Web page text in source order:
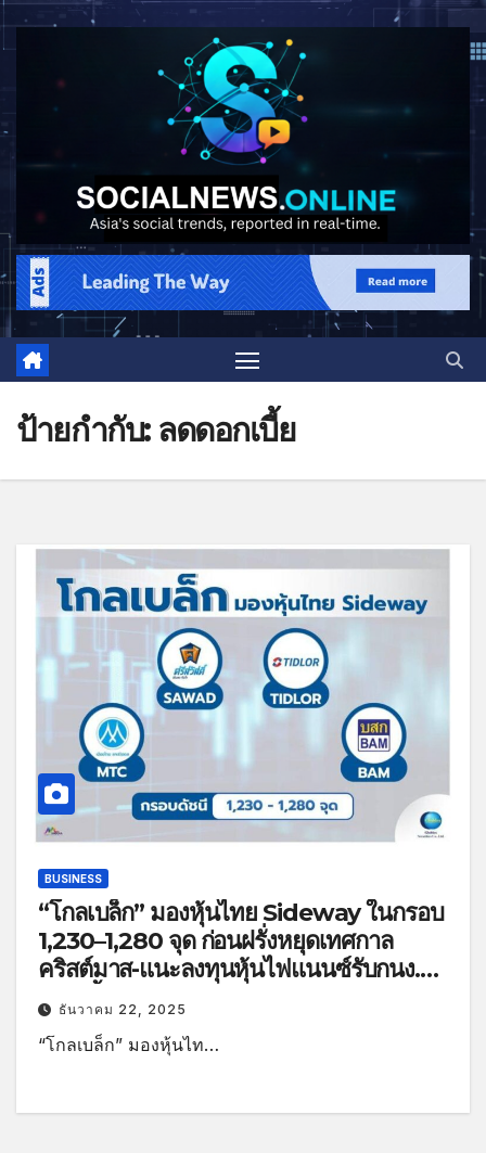
ป้ายกำกับ: ลดดอกเบี้ย
BUSINESS
“โกลเบล็ก” มองหุ้นไทย Sideway ในกรอบ
1,230–1,280 จุด ก่อนฝรั่งหยุดเทศกาล
คริสต์มาส-แนะลงทุนหุ้นไฟแนนซ์รับกนง.ลด
ดอกเบี้ย
ธันวาคม 22, 2025
“โกลเบล็ก” มองหุ้นไท…